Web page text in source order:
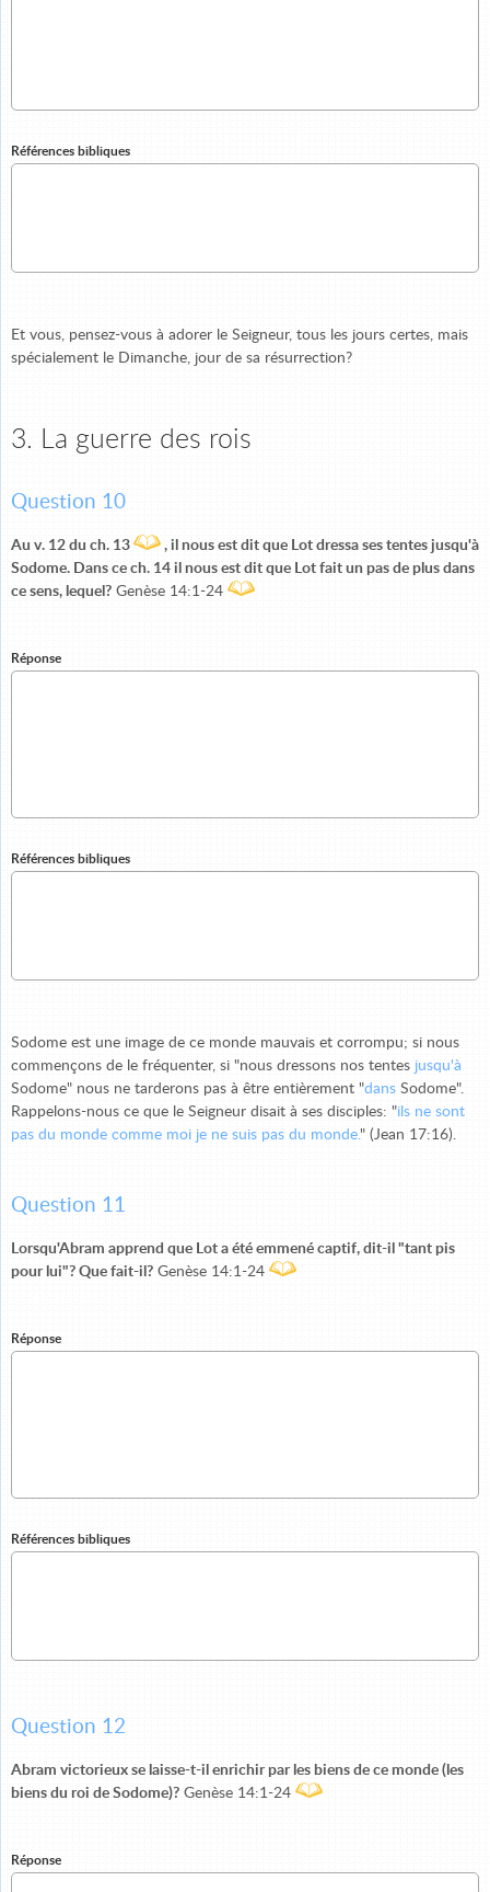
Références bibliques
Et vous, pensez-vous à adorer le Seigneur, tous les jours certes, mais
spécialement le Dimanche, jour de sa résurrection?
3. La guerre des rois
Question 10
Au v. 12 du ch. 13
, il nous est dit que Lot dressa ses tentes jusqu'à
Sodome. Dans ce ch. 14 il nous est dit que Lot fait un pas de plus dans
ce sens, lequel? Genèse 14:1-24
Réponse
Références bibliques
Sodome est une image de ce monde mauvais et corrompu; si nous
commençons de le fréquenter, si "nous dressons nos tentes jusqu'à
Sodome" nous ne tarderons pas à être entièrement "dans Sodome".
Rappelons-nous ce que le Seigneur disait à ses disciples: "ils ne sont
pas du monde comme moi je ne suis pas du monde. " (Jean 17:16).
Question 11
Lorsqu'Abram apprend que Lot a été emmené captif, dit-il "tant pis
pour lui"? Que fait-il? Genèse 14:1-24
Réponse
Références bibliques
Question 12
Abram victorieux se laisse-t-il enrichir par les biens de ce monde (les
biens du roi de Sodome)? Genèse 14:1-24
Réponse